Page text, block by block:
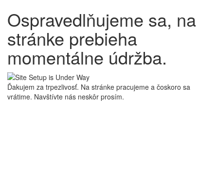
Ospravedlňujeme sa, na
stránke prebieha
momentálne údržba.
Ďakujem za trpezlivosť. Na stránke pracujeme a čoskoro sa
vrátime. Navštívte nás neskôr prosím.